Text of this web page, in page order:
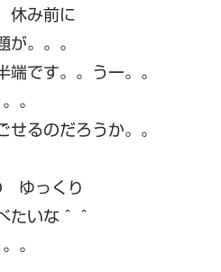
休み前に
が。。。
端です。。うー。。
。
るのだろうか。。
ゆっくり
たいな＾＾
。